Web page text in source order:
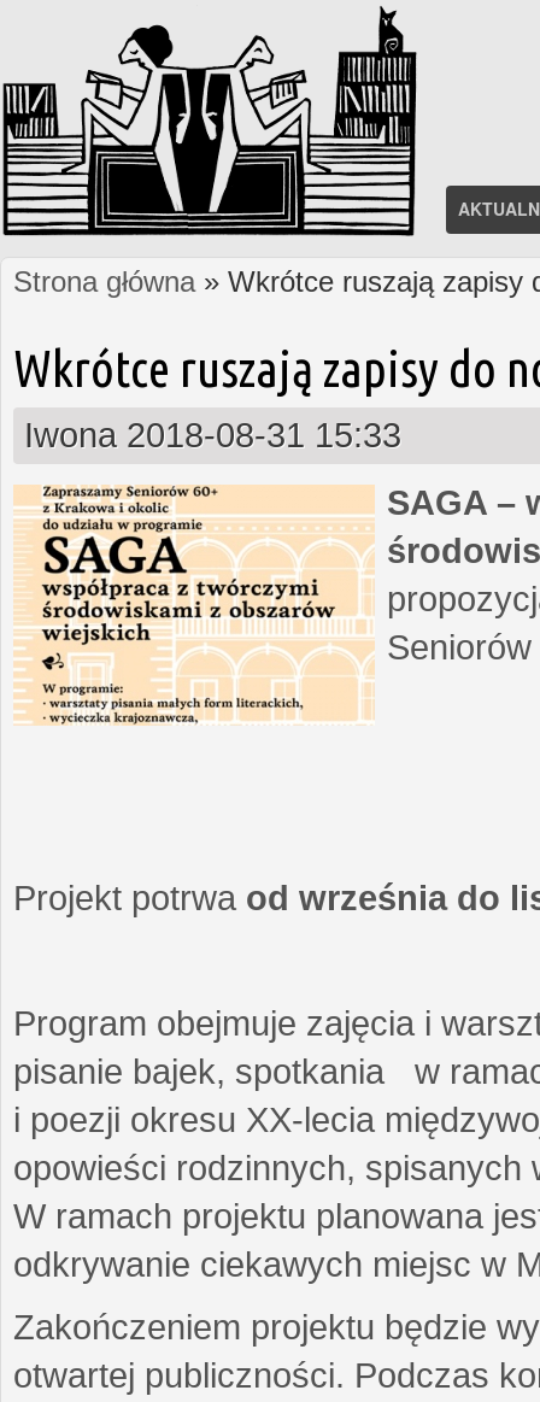
Jesteś tutaj
Strona główna» Wkrótce ruszają zapisy
Wkrótce ruszają zapisy do
Iwona 2018-08-31 15:33
SAGA –
Projekt potrwa od września do
Program obejmuje zajęcia i
pisanie bajek, spotkania w
i poezji okresu XX-lecia
opowieści rodzinnych,
W ramach projektu planowana
odkrywanie ciekawych miejsc w
Zakończeniem projektu będzie
otwartej publiczności. Podczas